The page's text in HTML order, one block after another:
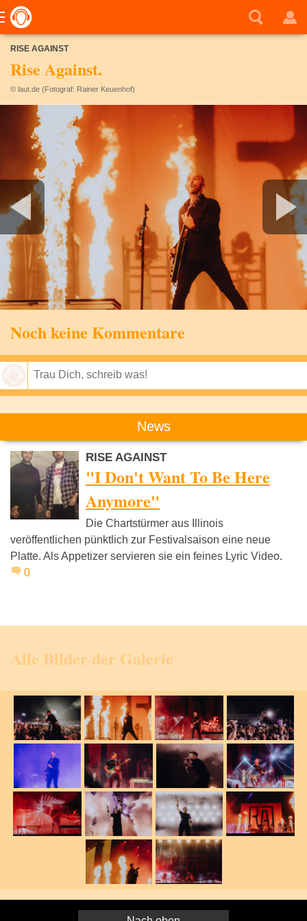
RISE AGAINST
Rise Against.
© laut.de (Fotograf: Rainer Keuenhof)
Noch keine Kommentare
News
RISE AGAINST
"I Don't Want To Be Here
Anymore"
Die Chartstürmer aus Illinois
veröffentlichen pünktlich zur Festivalsaison eine neue
Platte. Als Appetizer servieren sie ein feines Lyric Video.
0
Alle Bilder der Galerie